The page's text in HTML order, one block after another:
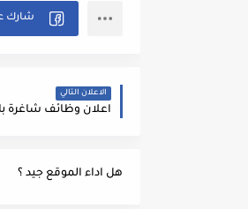
الاعلان التالي
هل اداء الموقع جيد ؟